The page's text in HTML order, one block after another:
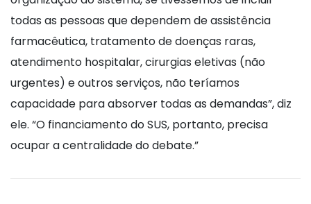
todas as pessoas que dependem de assistência
farmacêutica, tratamento de doenças raras,
atendimento hospitalar, cirurgias eletivas (não
urgentes) e outros serviços, não teríamos
capacidade para absorver todas as demandas”, diz
ele. “O financiamento do SUS, portanto, precisa
ocupar a centralidade do debate.”